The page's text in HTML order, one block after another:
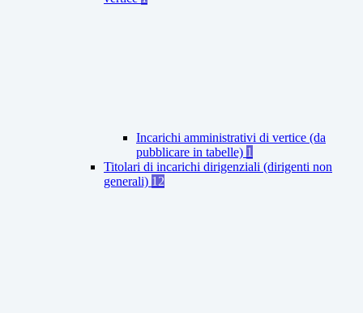
Incarichi amministrativi di vertice (da
pubblicare in tabelle) 1
Titolari di incarichi dirigenziali (dirigenti non
generali) 12